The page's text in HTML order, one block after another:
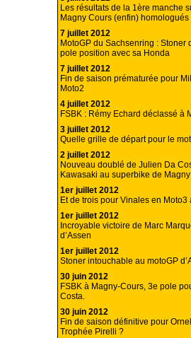
Les résultats de la 1ère manche
Magny Cours (enfin) homologués
7 juillet 2012
MotoGP du Sachsenring : Stoner
pole position avec sa Honda
7 juillet 2012
Fin de saison prématurée pour
Moto2
4 juillet 2012
FSBK : Rémy Echard déclassé à
3 juillet 2012
Quelle grille de départ pour le
2 juillet 2012
Nouveau doublé de Julien Da
Kawasaki au superbike de
1er juillet 2012
Et de trois pour Vinales en Moto3
1er juillet 2012
Incroyable victoire de Marc
d’Assen
1er juillet 2012
Stoner intouchable au motoGP
30 juin 2012
FSBK à Magny-Cours, 3e pole
Costa.
30 juin 2012
Fin de saison définitive pour
Trophée Pirelli ?